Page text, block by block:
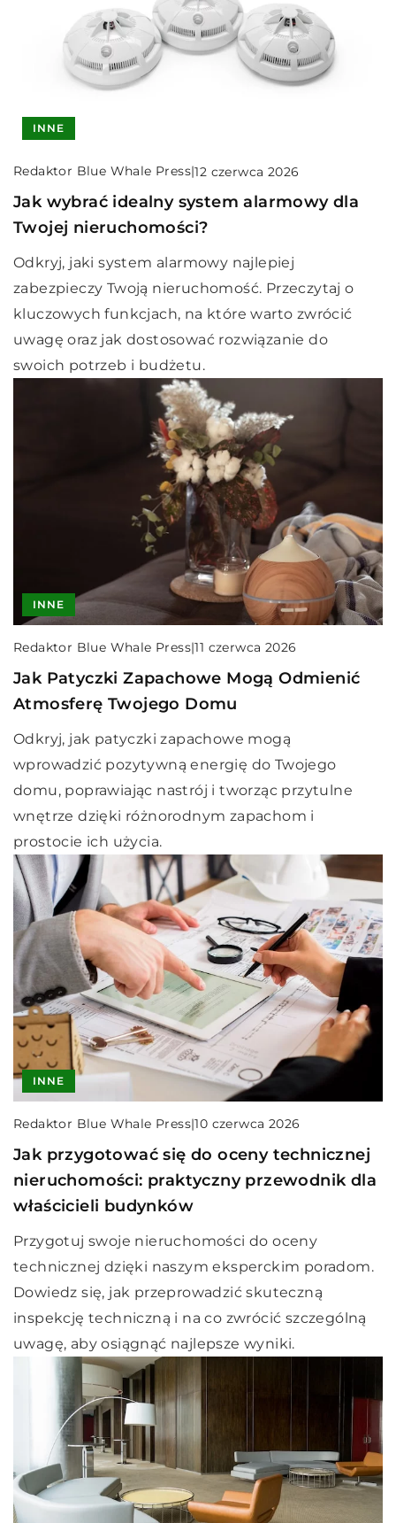
INNE
Redaktor Blue Whale Press|12 czerwca 2026
Jak wybrać idealny system alarmowy dla
Twojej nieruchomości?
Odkryj, jaki system alarmowy najlepiej
zabezpieczy Twoją nieruchomość. Przeczytaj o
kluczowych funkcjach, na które warto zwrócić
uwagę oraz jak dostosować rozwiązanie do
swoich potrzeb i budżetu.
INNE
Redaktor Blue Whale Press|11 czerwca 2026
Jak Patyczki Zapachowe Mogą Odmienić
Atmosferę Twojego Domu
Odkryj, jak patyczki zapachowe mogą
wprowadzić pozytywną energię do Twojego
domu, poprawiając nastrój i tworząc przytulne
wnętrze dzięki różnorodnym zapachom i
prostocie ich użycia.
INNE
Redaktor Blue Whale Press|10 czerwca 2026
Jak przygotować się do oceny technicznej
nieruchomości: praktyczny przewodnik dla
właścicieli budynków
Przygotuj swoje nieruchomości do oceny
technicznej dzięki naszym eksperckim poradom.
Dowiedz się, jak przeprowadzić skuteczną
inspekcję techniczną i na co zwrócić szczególną
uwagę, aby osiągnąć najlepsze wyniki.